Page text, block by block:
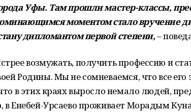
Уфы. Там прошли мастер-классы,
моментом стало вручение
дипломантом первой степени,–
возмужать, получить профессию и
Родины. Мы не сомневаемся, что все
в этих краях выросло немало людей,
в Енебей-Урсаево проживает Морадым